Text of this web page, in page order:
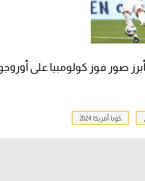
صور فوز كولومبيا على
كوبا أمريكا 2024